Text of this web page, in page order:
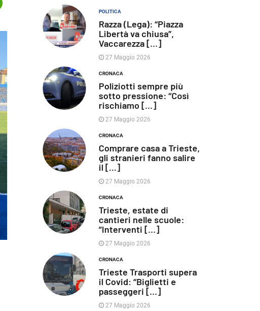
POLITICA
Razza (Lega): “Piazza
Libertà va chiusa”,
Vaccarezza [...]
27 Maggio 2026
CRONACA
Poliziotti sempre più
sotto pressione: “Così
rischiamo [...]
27 Maggio 2026
CRONACA
Comprare casa a Trieste,
gli stranieri fanno salire
il [...]
27 Maggio 2026
CRONACA
Trieste, estate di
cantieri nelle scuole:
“Interventi [...]
27 Maggio 2026
CRONACA
Trieste Trasporti supera
il Covid: “Biglietti e
passeggeri [...]
27 Maggio 2026